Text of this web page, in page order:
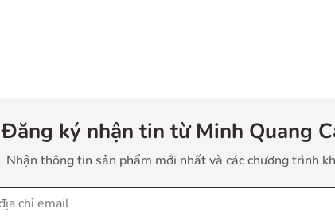
Đăng ký nhận tin từ Minh Quang
Nhận thông tin sản phẩm mới nhất và các chương trình